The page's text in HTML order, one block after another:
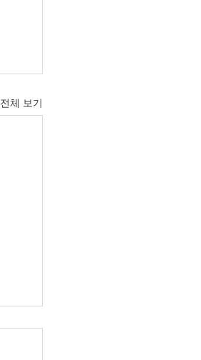
전체 보기